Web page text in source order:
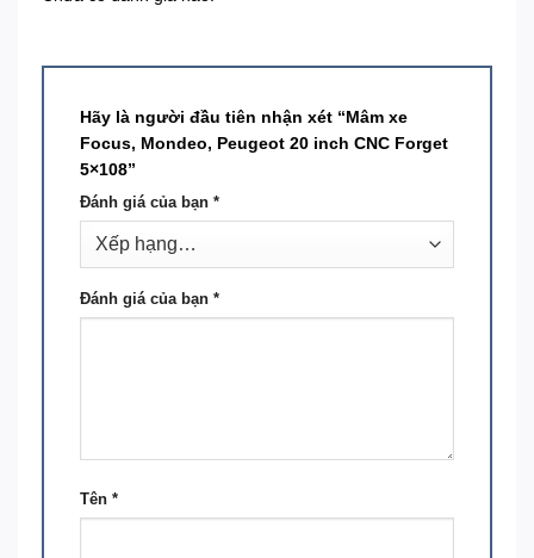
Hãy là người đầu tiên nhận xét “Mâm xe
Focus, Mondeo, Peugeot 20 inch CNC Forget
5×108”
Đánh giá của bạn *
Đánh giá của bạn *
Tên *